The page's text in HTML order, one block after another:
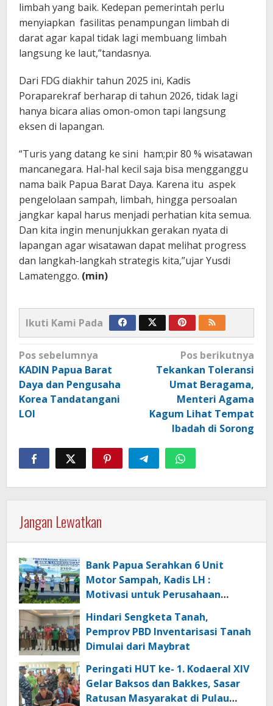
limbah yang baik. Kedepan pemerintah perlu
menyiapkan fasilitas penampungan limbah di
darat agar kapal tidak lagi membuang limbah
langsung ke laut,”tandasnya.
Dari FDG diakhir tahun 2025 ini, Kadis
Poraparekraf berharap di tahun 2026, tidak lagi
hanya bicara alias omon-omon tapi langsung
eksen di lapangan.
“Turis yang datang ke sini ham;pir 80 % wisatawan
mancanegara. Hal-hal kecil saja bisa mengganggu
nama baik Papua Barat Daya. Karena itu aspek
pengelolaan sampah, limbah, hingga persoalan
jangkar kapal harus menjadi perhatian kita semua.
Dan kita ingin menunjukkan gerakan nyata di
lapangan agar wisatawan dapat melihat progress
dan langkah-langkah strategis kita,”ujar Yusdi
Lamatenggo. (min)
Ikuti Kami Pada
Navigasi
pos
Pos sebelumnya
KADIN Papua Barat
Daya dan Pengusaha
Korea Tandatangani
LOI
Pos berikutnya
Tekankan Toleransi
Umat Beragama,
Menteri Agama
Kagum Lihat Tempat
Ibadah di Sorong
Jangan Lewatkan
Bank Papua Serahkan 6 Unit
Motor Sampah, Kadis LH :
Motivasi untuk Perusahaan
Lingkungan
Hindari Sengketa Tanah,
Pemprov PBD Inventarisasi Tanah
Dimulai dari Maybrat
Peringati HUT ke- 1. Kodaeral XIV
Gelar Baksos dan Bakkes, Sasar
Ratusan Masyarakat di Pulau